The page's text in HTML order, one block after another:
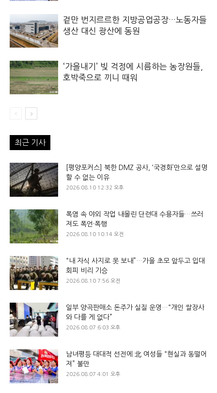
겉만 번지르르한 지방공업공장…노동자들
생산 대신 광산에 동원
‘가을내기’ 빚 걱정에 시름하는 농장원들,
호박죽으로 끼니 때워
최근 기사
[평양포커스] 북한 DMZ 공사, ‘국경화’만으로 설명
할 수 없는 이유
2026.08.10 12:32 오후
폭염 속 야외 작업 내몰린 단련대 수용자들…쓰러
져도 폭언·폭행
2026.08.10 10:14 오전
“내 자식 사지로 못 보내”…가을 초모 앞두고 입대
회피 비리 기승
2026.08.10 7:56 오전
일부 양곡판매소 돈주가 실질 운영…“개인 쌀장사
와 다를 게 없다”
2026.08.07 6:03 오후
남녀평등 대대적 선전에 北 여성들 “현실과 동떨어
져” 불만
2026.08.07 4:01 오후